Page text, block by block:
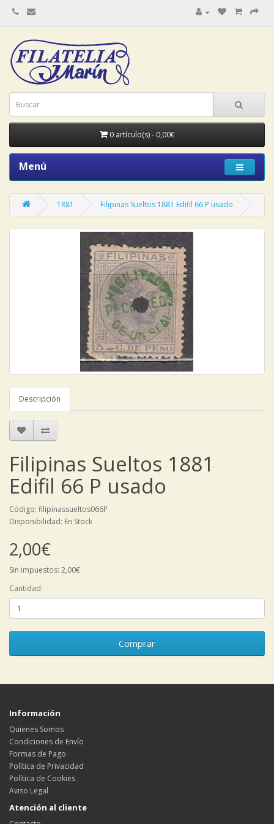
0 artículo(s) - 0,00€
Menú
1881 Filipinas Sueltos 1881 Edifil 66 P usado
Descripción
Filipinas Sueltos 1881
Edifil 66 P usado
Código: filipinassueltos066P
Disponibilidad: En Stock
2,00€
Sin impuestos: 2,00€
Cantidad:
Comprar
Información
Quienes Somos
Condiciones de Envío
Formas de Pago
Política de Privacidad
Política de Cookies
Aviso Legal
Atención al cliente